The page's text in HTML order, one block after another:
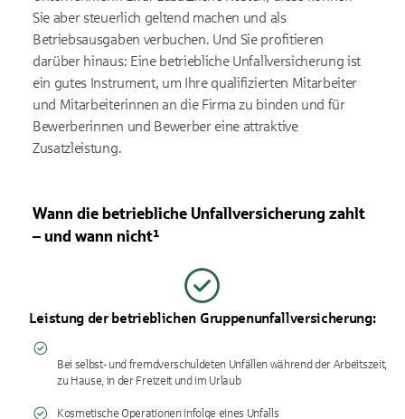
Sie aber steuerlich geltend machen und als
Betriebsausgaben verbuchen. Und Sie profitieren
darüber hinaus: Eine betriebliche Unfallversicherung ist
ein gutes Instrument, um Ihre qualifizierten Mitarbeiter
und Mitarbeiterinnen an die Firma zu binden und für
Bewerberinnen und Bewerber eine attraktive
Zusatzleistung.
Wann die betriebliche Unfallversicherung zahlt
– und wann nicht¹
Leistung der betrieblichen Gruppenunfallversicherung:
Bei selbst- und fremdverschuldeten Unfällen während der Arbeitszeit,
zu Hause, in der Freizeit und im Urlaub
Kosmetische Operationen infolge eines Unfalls